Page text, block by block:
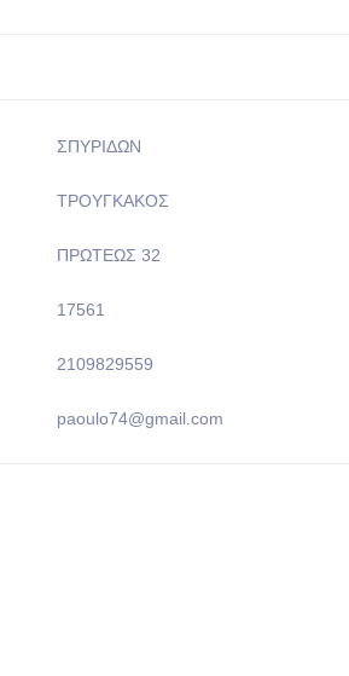
ΣΠΥΡΙΔΩΝ
ΤΡΟΥΓΚΑΚΟΣ
ΠΡΩΤΕΩΣ 32
17561
2109829559
paoulo74@gmail.com